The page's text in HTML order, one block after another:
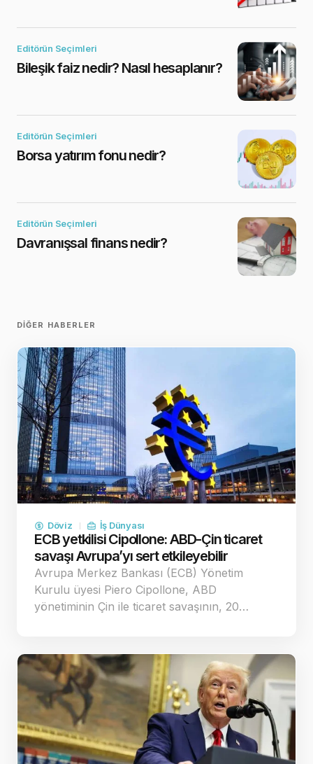
Editörün Seçimleri
Bileşik faiz nedir? Nasıl hesaplanır?
Editörün Seçimleri
Borsa yatırım fonu nedir?
Editörün Seçimleri
Davranışsal finans nedir?
DIĞER HABERLER
Döviz İş Dünyası
ECB yetkilisi Cipollone: ABD-Çin ticaret
savaşı Avrupa’yı sert etkileyebilir
Avrupa Merkez Bankası (ECB) Yönetim
Kurulu üyesi Piero Cipollone, ABD
yönetiminin Çin ile ticaret savaşının, 20…